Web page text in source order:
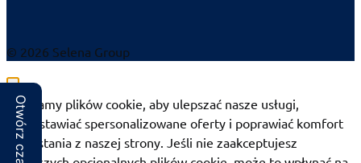
© 2026 Selena Group
Używamy plików cookie, aby ulepszać nasze usługi,
przedstawiać spersonalizowane oferty i poprawiać komfort
korzystania z naszej strony. Jeśli nie zaakceptujesz
Otwórz czat